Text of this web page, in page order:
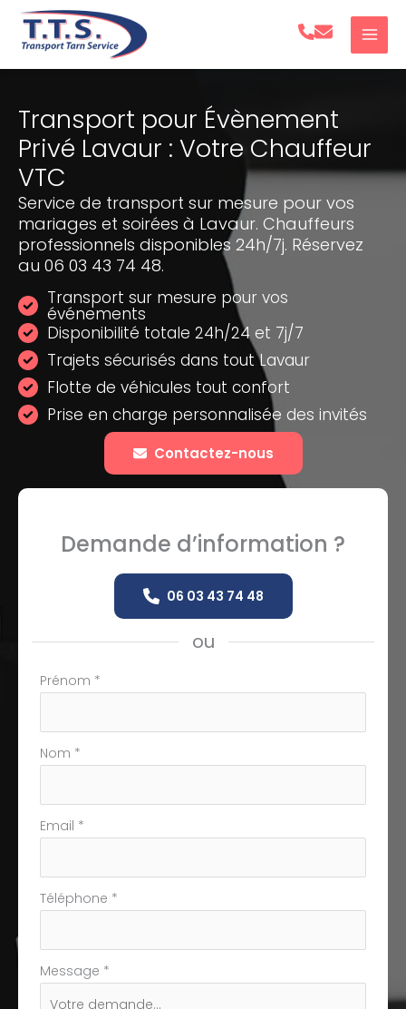
Aller
Transport pour Évènement
Privé Lavaur : Votre Chauffeur
VTC
Service de transport sur mesure pour vos
mariages et soirées à Lavaur. Chauffeurs
professionnels disponibles 24h/7j. Réservez
au 06 03 43 74 48.
Transport sur mesure pour vos
événements
Disponibilité totale 24h/24 et 7j/7
Trajets sécurisés dans tout Lavaur
Flotte de véhicules tout confort
Prise en charge personnalisée des invités
Contactez-nous
Demande d’information ?
06 03 43 74 48
ou
Formulaire
téléphone
Prénom *
Nom *
Email *
Téléphone *
Message *